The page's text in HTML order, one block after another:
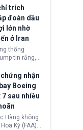
khi đó, người
sử dụng giấy
cơ bị từ
cảnh hoặc
Quốc tới
gia vận
giờ vừa bị
Hải Phòng
bóc gỡ.
trích
đoàn dầu
lớn nhờ
ở Iran
thống
tin rằng, 2
khí
và Chevron
nhuận quá
dầu tăng
thời gian Hoa
đột ở
sở đó, lãnh
kêu gọi
chứng nhận
Boeing
7 sau nhiều
Hàng không
Kỳ (FAA)